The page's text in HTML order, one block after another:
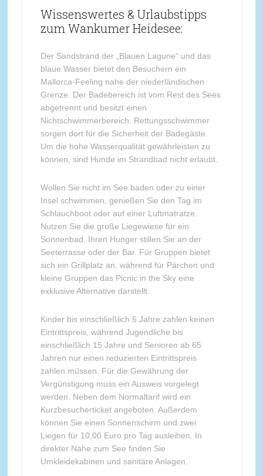
Wissenswertes & Urlaubstipps
zum Wankumer Heidesee:
Der Sandstrand der „Blauen Lagune“ und das
blaue Wasser bietet den Besuchern ein
Mallorca-Feeling nahe der niederländischen
Grenze. Der Badebereich ist vom Rest des Sees
abgetrennt und besitzt einen
Nichtschwimmerbereich. Rettungsschwimmer
sorgen dort für die Sicherheit der Badegäste.
Um die hohe Wasserqualität gewährleisten zu
können, sind Hunde im Strandbad nicht erlaubt.
Wollen Sie nicht im See baden oder zu einer
Insel schwimmen, genießen Sie den Tag im
Schlauchboot oder auf einer Luftmatratze.
Nutzen Sie die große Liegewiese für ein
Sonnenbad. Ihren Hunger stillen Sie an der
Seeterrasse oder der Bar. Für Gruppen bietet
sich ein Grillplatz an, während für Pärchen und
kleine Gruppen das Picnic in the Sky eine
exklusive Alternative darstellt.
Kinder bis einschließlich 6 Jahre zahlen keinen
Eintrittspreis, während Jugendliche bis
einschließlich 15 Jahre und Senioren ab 65
Jahren nur einen reduzierten Eintrittspreis
zahlen müssen. Für die Gewährung der
Vergünstigung muss ein Ausweis vorgelegt
werden. Neben dem Normaltarif wird ein
Kurzbesucherticket angeboten. Außerdem
können Sie einen Sonnenschirm und zwei
Liegen für 10,00 Euro pro Tag ausleihen. In
direkter Nähe zum See finden Sie
Umkleidekabinen und sanitäre Anlagen.